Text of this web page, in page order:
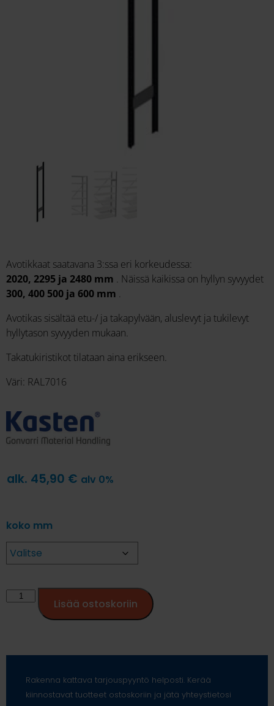
Avotikkaat saatavana 3:ssa eri korkeudessa:
2020, 2295 ja 2480 mm . Näissä kaikissa on hyllyn syvyydet
300, 400 500 ja 600 mm .
Avotikas sisältää etu-/ ja takapylvään, aluslevyt ja tukilevyt
hyllytason syvyyden mukaan.
Takatukiristikot tilataan aina erikseen.
Väri: RAL7016
alk. 45,90 € alv 0%
koko mm
Lisää ostoskoriin
Rakenna kattava tarjouspyyntö helposti. Kerää
kiinnostavat tuotteet ostoskoriin ja jätä yhteystietosi